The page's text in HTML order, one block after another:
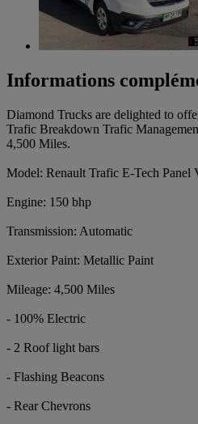
Informations
Diamond Trucks are delighted to
Trafic Breakdown Trafic
4,500 Miles.
Model: Renault Trafic E-Tech Panel
Engine: 150 bhp
Transmission: Automatic
Exterior Paint: Metallic Paint
Mileage: 4,500 Miles
- 100% Electric
- 2 Roof light bars
- Flashing Beacons
- Rear Chevrons